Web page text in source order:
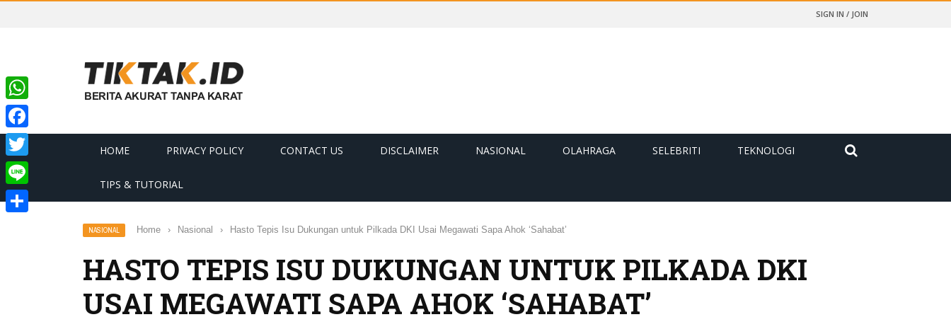
SIGN IN / JOIN
HOME PRIVACY POLICY CONTACT US DISCLAIMER NASIONAL OLAHRAGA SELEBRITI TEKNOLOGI
TIPS & TUTORIAL
NASIONAL Home › Nasional › Hasto Tepis Isu Dukungan untuk Pilkada DKI Usai Megawati Sapa Ahok ‘Sahabat’
HASTO TEPIS ISU DUKUNGAN UNTUK PILKADA DKI
USAI MEGAWATI SAPA AHOK ‘SAHABAT’
WhatsApp
Facebook
Twitter
Line